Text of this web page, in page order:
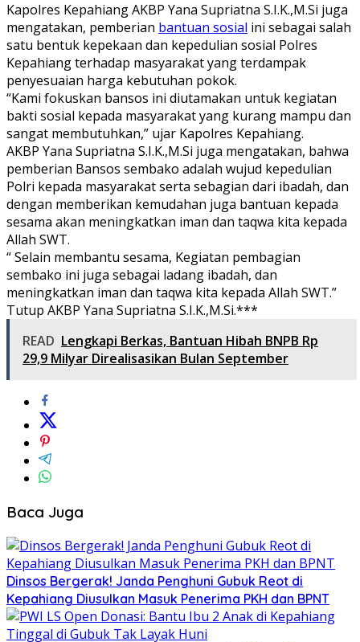
Kapolres Kepahiang AKBP Yana Supriatna S.I.K.,M.Si juga
mengatakan, pemberian bantuan sosial ini sebagai salah
satu bentuk kepekaan dan kepedulian sosial Polres
Kepahiang terhadap masyarakat yang terdampak
penyesuaian harga kebutuhan pokok.
“Kami fokuskan bansos ini diutamakan untuk kegiatan
bakti sosial kepada masyarakat yang kurang mampu dan
sangat membutuhkan,” ujar Kapolres Kepahiang.
AKBP Yana Supriatna S.I.K.,M.Si juga mengatakan, bahwa
pemberian Bansos sembako adalah wujud kepedulian
Polri kepada masyarakat serta sebagian dari ibadah, dan
dengan memberikan kemudahan juga bantuan kepada
sesama akan meningkatkan iman dan taqwa kita kepada
Allah SWT.
“ Selain membantu sesama, Kegiatan pembagian
sembako ini juga sebagai ladang ibadah, dan
meningkatkan iman dan taqwa kita kepada Allah SWT.”
Tutup AKBP Yana Supriatna S.I.K.,M.Si.***
READ Lengkapi Berkas, Bantuan Hibah BNPB Rp
29,9 Milyar Direalisasikan Bulan September
Baca Juga
Dinsos Bergerak! Janda Penghuni Gubuk Reot di
Kepahiang Diusulkan Masuk Penerima PKH dan BPNT